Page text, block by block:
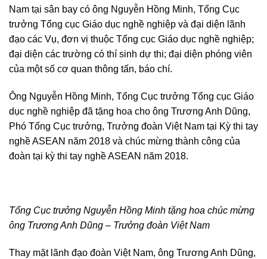
Nam tại sân bay có ông Nguyễn Hồng Minh, Tổng Cục
trưởng Tổng cục Giáo dục nghề nghiệp và đại diện lãnh
đạo các Vụ, đơn vị thuộc Tổng cục Giáo dục nghề nghiệp;
đại diện các trường có thí sinh dự thi; đại diện phóng viên
của một số cơ quan thông tấn, báo chí.
Ông Nguyễn Hồng Minh, Tổng Cục trưởng Tổng cục Giáo
dục nghề nghiệp đã tặng hoa cho ông Trương Anh Dũng,
Phó Tổng Cục trưởng, Trưởng đoàn Việt Nam tại Kỳ thi tay
nghề ASEAN năm 2018 và chúc mừng thành công của
đoàn tại kỳ thi tay nghề ASEAN năm 2018.
Tổng Cục trưởng Nguyễn Hồng Minh tặng hoa chúc mừng
ông Trương Anh Dũng – Trưởng đoàn Việt Nam
Thay mặt lãnh đạo đoàn Việt Nam, ông Trương Anh Dũng,